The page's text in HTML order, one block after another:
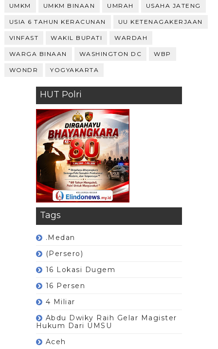
UMKM UMKM BINAAN UMRAH USAHA JATENG
USIA 6 TAHUN KERACUNAN UU KETENAGAKERJAAN
VINFAST WAKIL BUPATI WARDAH
WARGA BINAAN WASHINGTON DC WBP
WONDR YOGYAKARTA
HUT Polri
Tags
.Medan
(Persero)
16 Lokasi Dugem
16 Persen
4 Miliar
Abdu Dwiky Raih Gelar Magister
Hukum Dari UMSU
Aceh